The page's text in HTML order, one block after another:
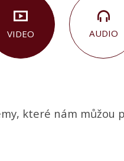
VIDEO AUDIO
které nám můžou